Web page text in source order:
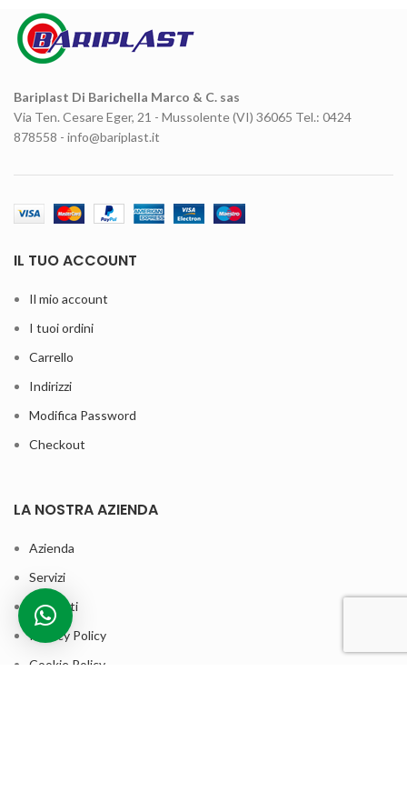
Bariplast Di Barichella Marco & C. sas
Via Ten. Cesare Eger, 21 - Mussolente (VI) 36065 Tel.: 0424
878558 - info@bariplast.it
IL TUO ACCOUNT
Il mio account
I tuoi ordini
Carrello
Indirizzi
Modifica Password
Checkout
LA NOSTRA AZIENDA
Azienda
Servizi
Contatti
Privacy Policy
Cookie Policy